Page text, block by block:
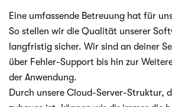
Eine umfas­sende Betreu­ung hat für
So stel­len wir die Qua­li­tät unse­rer
lang­fris­tig sicher. Wir sind an dei­ner
über Fehler-Support bis hin zur
der Anwendung.
Durch unsere Cloud-Server-Struktur,